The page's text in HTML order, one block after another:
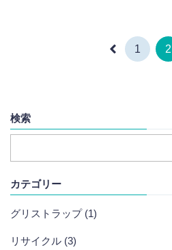
1 2
検索
カテゴリー
グリストラップ (1)
リサイクル (3)